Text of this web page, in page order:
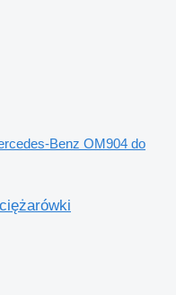
Benz OM904 do